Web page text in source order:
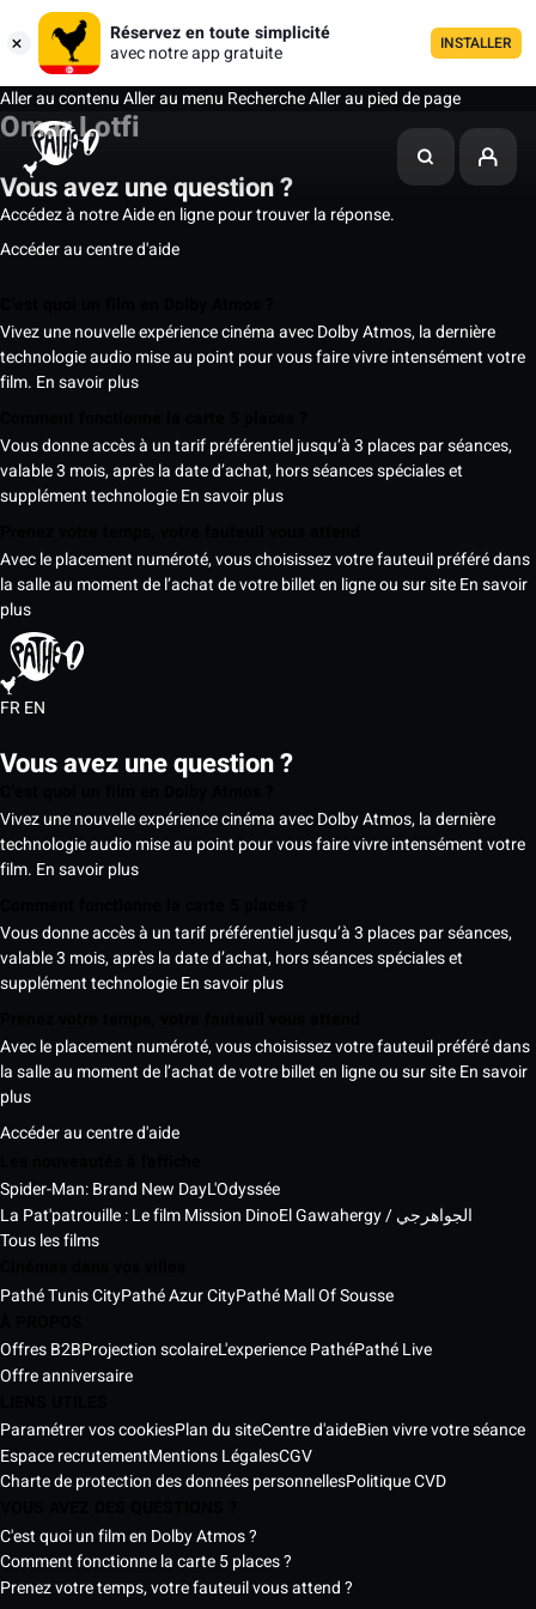
Réservez en toute simplicité
avec notre app gratuite
INSTALLER
Aller au contenuAller au menu RechercheAller au pied de page
Omar Lotfi
Vous avez une question ?
Accédez à notre Aide en ligne pour trouver la réponse.
Accéder au centre d'aide
Vivez une nouvelle expérience cinéma avec Dolby Atmos, la dernière
technologie audio mise au point pour vous faire vivre intensément votre
film. En savoir plus
Vous donne accès à un tarif préférentiel jusqu’à 3 places par séances,
valable 3 mois, après la date d’achat, hors séances spéciales et
supplément technologieEn savoir plus
Avec le placement numéroté, vous choisissez votre fauteuil préféré dans
la salle au moment de l’achat de votre billet en ligne ou sur siteEn savoir
plus
FREN
Vous avez une question ?
Vivez une nouvelle expérience cinéma avec Dolby Atmos, la dernière
technologie audio mise au point pour vous faire vivre intensément votre
film. En savoir plus
Vous donne accès à un tarif préférentiel jusqu’à 3 places par séances,
valable 3 mois, après la date d’achat, hors séances spéciales et
supplément technologieEn savoir plus
Avec le placement numéroté, vous choisissez votre fauteuil préféré dans
la salle au moment de l’achat de votre billet en ligne ou sur siteEn savoir
plus
Accéder au centre d'aide
Spider-Man: Brand New DayL'Odyssée
La Pat'patrouille : Le film Mission Dino
El Gawahergy / الجواهرجي
Tous les films
Pathé Tunis CityPathé Azur CityPathé Mall Of Sousse
Offres B2BProjection scolaireL'experience PathéPathé Live
Offre anniversaire
Paramétrer vos cookiesPlan du siteCentre d'aideBien vivre votre séance
Espace recrutementMentions LégalesCGV
Charte de protection des données personnellesPolitique CVD
C'est quoi un film en Dolby Atmos ?
Comment fonctionne la carte 5 places ?
Prenez votre temps, votre fauteuil vous attend ?